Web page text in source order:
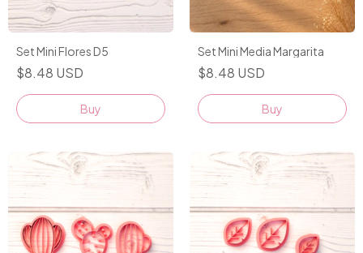
Set Mini Flores D5
$8.48 USD
Set Mini Media Margarita
$8.48 USD